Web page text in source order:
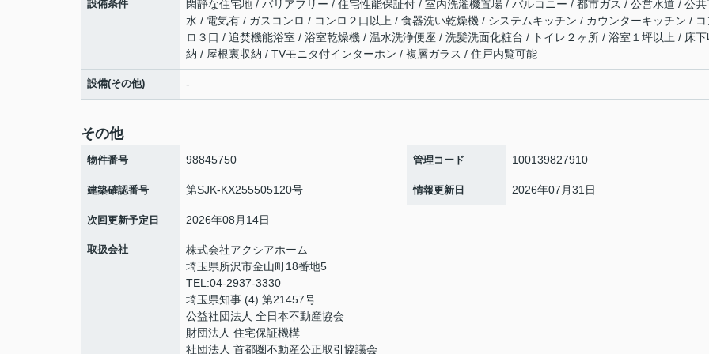
設備条件
閑静な住宅地 / バリアフリー / 住宅性能保証付 / 室内洗濯機置場 / バルコニー / 都市ガス / 公営水道 / 公共
水 / 電気有 / ガスコンロ / コンロ２口以上 / 食器洗い乾燥機 / システムキッチン / カウンターキッチン / コ
ロ３口 / 追焚機能浴室 / 浴室乾燥機 / 温水洗浄便座 / 洗髪洗面化粧台 / トイレ２ヶ所 / 浴室１坪以上 / 床下
納 / 屋根裏収納 / TVモニタ付インターホン / 複層ガラス / 住戸内覧可能
設備(その他) -
その他
物件番号 98845750 管理コード 100139827910
建築確認番号 第SJK-KX255505120号 情報更新日 2026年07月31日
次回更新予定日 2026年08月14日
取扱会社
株式会社アクシアホーム
埼玉県所沢市金山町18番地5
TEL:04-2937-3330
埼玉県知事 (4) 第21457号
公益社団法人 全日本不動産協会
財団法人 住宅保証機構
社団法人 首都圏不動産公正取引協議会